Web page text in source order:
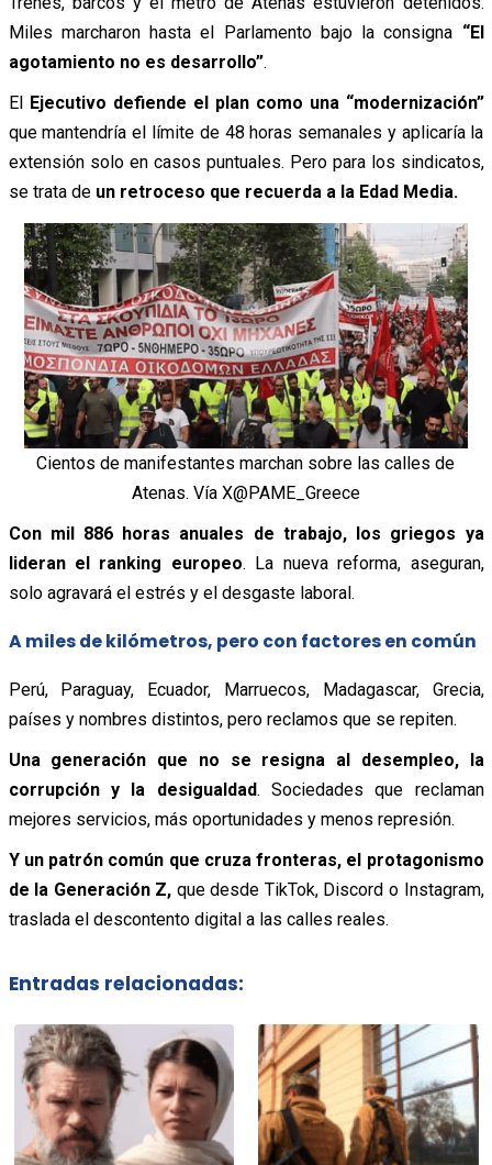
Miles marcharon hasta el Parlamento bajo la consigna “El
agotamiento no es desarrollo”.
ElEjecutivo defiende el plan como una “modernización”
que mantendría el límite de 48 horas semanales y aplicaría la
extensión solo en casos puntuales. Pero para los sindicatos,
se trata deun retroceso que recuerda a la Edad Media.
Cientos de manifestantes marchan sobre las calles de
Atenas. Vía X@PAME_Greece
Con mil 886 horas anuales de trabajo, los griegos ya
lideran el ranking europeo. La nueva reforma, aseguran,
solo agravará el estrés y el desgaste laboral.
A miles de kilómetros, pero con factores en común
Perú, Paraguay, Ecuador, Marruecos, Madagascar, Grecia,
países y nombres distintos, pero reclamos que se repiten.
Una generación que no se resigna al desempleo, la
corrupción y la desigualdad. Sociedades que reclaman
mejores servicios, más oportunidades y menos represión.
Y un patrón común que cruza fronteras, el protagonismo
de la Generación Z, que desde TikTok, Discord o Instagram,
traslada el descontento digital a las calles reales.
Entradas relacionadas: